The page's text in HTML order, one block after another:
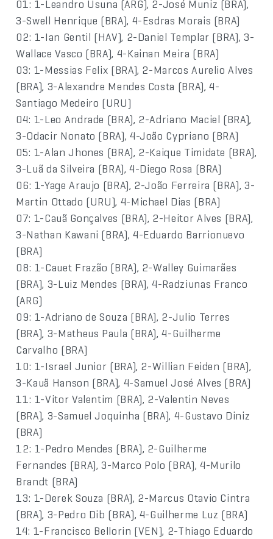
01: 1-Leandro Usuna (ARG), 2-José Muniz (BRA),
3-Swell Henrique (BRA), 4-Esdras Morais (BRA)
02: 1-Ian Gentil (HAV), 2-Daniel Templar (BRA), 3-
Wallace Vasco (BRA), 4-Kainan Meira (BRA)
03: 1-Messias Felix (BRA), 2-Marcos Aurelio Alves
(BRA), 3-Alexandre Mendes Costa (BRA), 4-
Santiago Medeiro (URU)
04: 1-Leo Andrade (BRA), 2-Adriano Maciel (BRA),
3-Odacir Nonato (BRA), 4-João Cypriano (BRA)
05: 1-Alan Jhones (BRA), 2-Kaique Timidate (BRA),
3-Luã da Silveira (BRA), 4-Diego Rosa (BRA)
06: 1-Yage Araujo (BRA), 2-João Ferreira (BRA), 3-
Martin Ottado (URU), 4-Michael Dias (BRA)
07: 1-Cauã Gonçalves (BRA), 2-Heitor Alves (BRA),
3-Nathan Kawani (BRA), 4-Eduardo Barrionuevo
(BRA)
08: 1-Cauet Frazão (BRA), 2-Walley Guimarães
(BRA), 3-Luiz Mendes (BRA), 4-Radziunas Franco
(ARG)
09: 1-Adriano de Souza (BRA), 2-Julio Terres
(BRA), 3-Matheus Paula (BRA), 4-Guilherme
Carvalho (BRA)
10: 1-Israel Junior (BRA), 2-Willian Feiden (BRA),
3-Kauã Hanson (BRA), 4-Samuel José Alves (BRA)
11: 1-Vitor Valentim (BRA), 2-Valentin Neves
(BRA), 3-Samuel Joquinha (BRA), 4-Gustavo Diniz
(BRA)
12: 1-Pedro Mendes (BRA), 2-Guilherme
Fernandes (BRA), 3-Marco Polo (BRA), 4-Murilo
Brandt (BRA)
13: 1-Derek Souza (BRA), 2-Marcus Otavio Cintra
(BRA), 3-Pedro Dib (BRA), 4-Guilherme Luz (BRA)
14: 1-Francisco Bellorin (VEN), 2-Thiago Eduardo